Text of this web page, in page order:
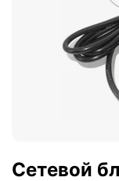
Сетевой